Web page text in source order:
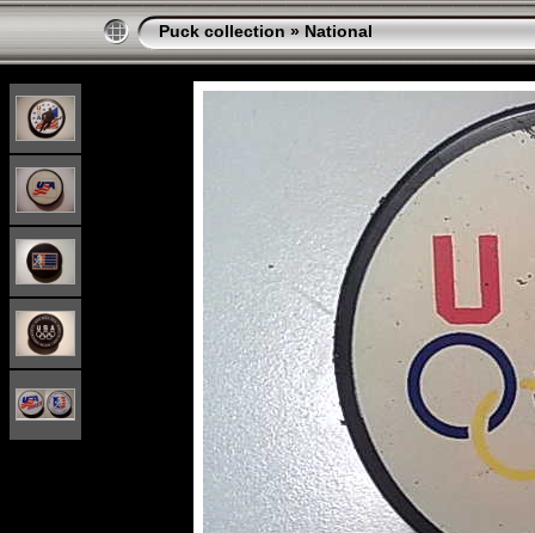
Puck collection » National